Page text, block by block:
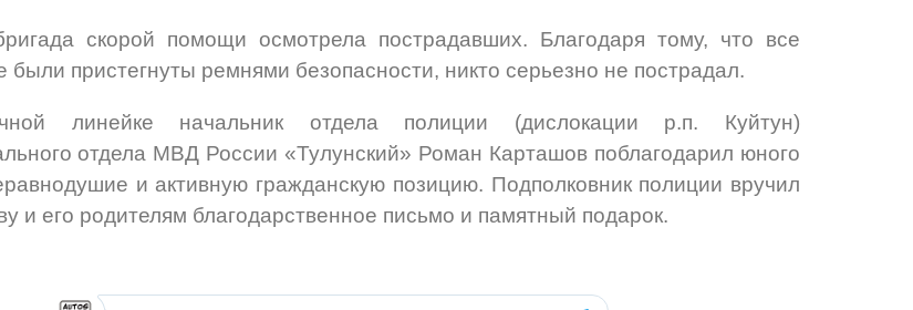
скорой помощи осмотрела пострадавших. Благодаря тому, что все
были пристегнуты ремнями безопасности, никто серьезно не пострадал.
линейке начальник отдела полиции (дислокации р.п. Куйтун)
отдела МВД России «Тулунский» Роман Карташов поблагодарил юного
и активную гражданскую позицию. Подполковник полиции вручил
и его родителям благодарственное письмо и памятный подарок.